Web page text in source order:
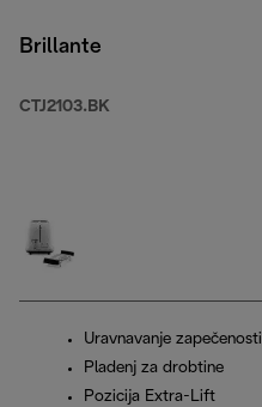
Brillante
CTJ2103.BK
Uravnavanje zapečenosti
Pladenj za drobtine
Pozicija Extra-Lift